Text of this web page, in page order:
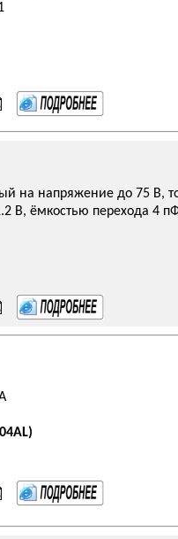
на напряжение до 75 В,
В, ёмкостью перехода 4